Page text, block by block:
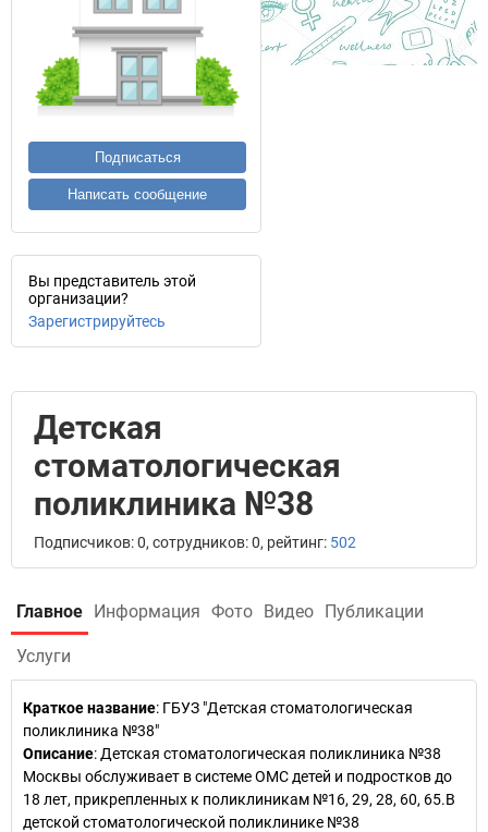
Подписаться
Написать сообщение
Вы представитель этой
организации?
Зарегистрируйтесь
Детская
стоматологическая
поликлиника №38
Подписчиков: 0, сотрудников: 0, рейтинг: 502
Главное Информация Фото Видео Публикации
Услуги
Краткое название: ГБУЗ "Детская стоматологическая
поликлиника №38"
Описание: Детская стоматологическая поликлиника №38
Москвы обслуживает в системе ОМС детей и подростков до
18 лет, прикрепленных к поликлиникам №16, 29, 28, 60, 65.В
детской стоматологической поликлинике №38